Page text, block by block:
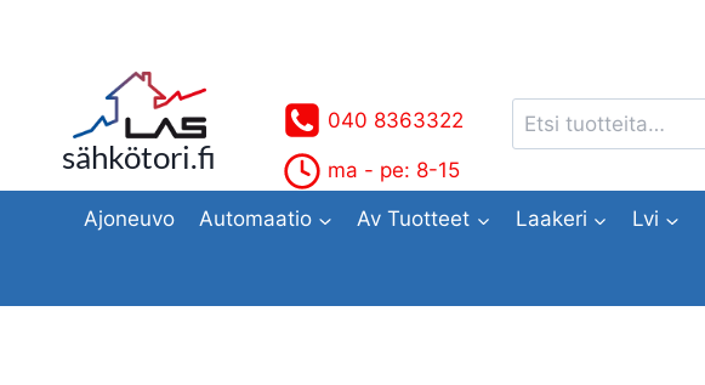
sähkötori.fi
040 8363322
ma - pe: 8-15
Etsi:
Ajoneuvo Automaatio Av Tuotteet Laakeri Lvi